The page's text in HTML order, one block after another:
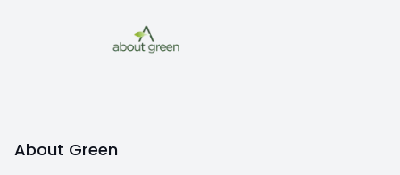
About Green